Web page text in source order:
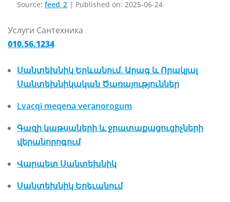
Source: feed_2 Published on: 2025-06-24
Услуги Сантехника
010.56.1234
Սանտեխնիկ Երևանում. Արագ և Որակյալ
Սանտեխնիկական Ծառայություններ
Lvacqi meqena veranorogum
Գազի կաթսաների և ջրատաքացուցիչների
վերանորոգում
Վարպետ Սանտեխնիկ
Սանտեխնիկ Երեւանում